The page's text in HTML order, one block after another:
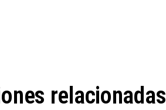
relacionadas